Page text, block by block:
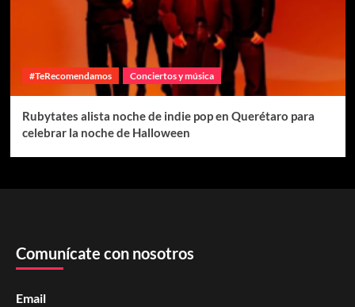
#TeRecomendamos Conciertos y música
Rubytates alista noche de indie pop en Querétaro para
celebrar la noche de Halloween
Comunícate con nosotros
Email